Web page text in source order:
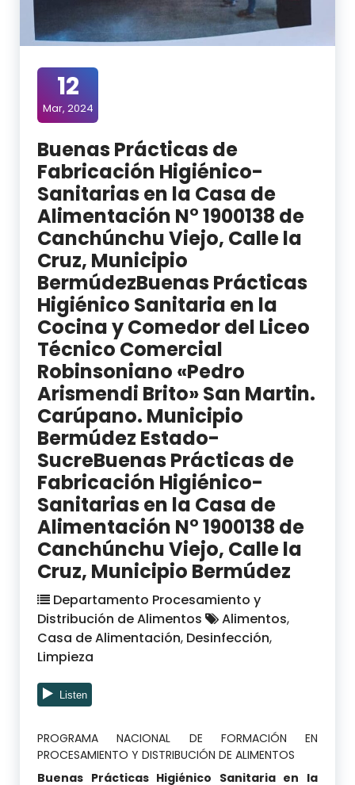
12
Mar, 2024
Buenas Prácticas de
Fabricación Higiénico-
Sanitarias en la Casa de
Alimentación N° 1900138 de
Canchúnchu Viejo, Calle la
Cruz, Municipio
BermúdezBuenas Prácticas
Higiénico Sanitaria en la
Cocina y Comedor del Liceo
Técnico Comercial
Robinsoniano «Pedro
Arismendi Brito» San Martin.
Carúpano. Municipio
Bermúdez Estado-
SucreBuenas Prácticas de
Fabricación Higiénico-
Sanitarias en la Casa de
Alimentación N° 1900138 de
Canchúnchu Viejo, Calle la
Cruz, Municipio Bermúdez
Departamento Procesamiento y
Distribución de Alimentos
Alimentos,
Casa de Alimentación, Desinfección,
Limpieza
PROGRAMA NACIONAL DE FORMACIÓN EN
PROCESAMIENTO Y DISTRIBUCIÓN DE ALIMENTOS
Buenas Prácticas Higiénico Sanitaria en la